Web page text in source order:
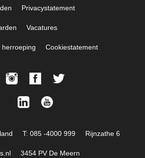
Privacystatement
Vacatures
Cookiestatement
T: 085 -4000 999 Rijnzathe 6
3454 PV De Meern